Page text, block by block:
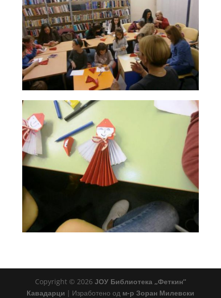
Copyright © 2026 ЈОУ Библиотека „Феткин“
Кавадарци | Изработено од м-р Зоран Милевски